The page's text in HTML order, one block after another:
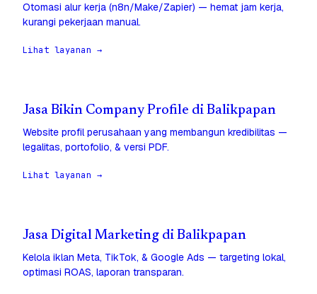
Otomasi alur kerja (n8n/Make/Zapier) — hemat jam kerja,
kurangi pekerjaan manual.
Lihat layanan →
Jasa Bikin Company Profile di Balikpapan
Website profil perusahaan yang membangun kredibilitas —
legalitas, portofolio, & versi PDF.
Lihat layanan →
Jasa Digital Marketing di Balikpapan
Kelola iklan Meta, TikTok, & Google Ads — targeting lokal,
optimasi ROAS, laporan transparan.